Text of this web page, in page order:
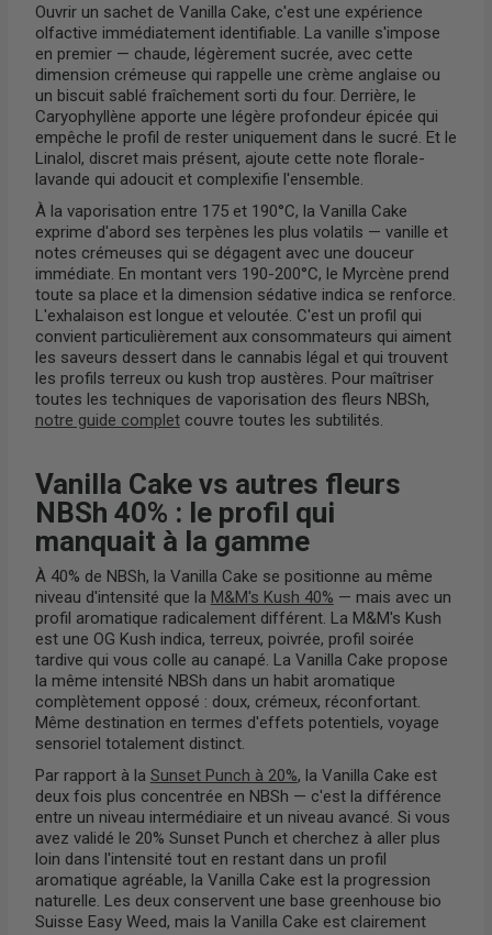
Ouvrir un sachet de Vanilla Cake, c'est une expérience
olfactive immédiatement identifiable. La vanille s'impose
en premier — chaude, légèrement sucrée, avec cette
dimension crémeuse qui rappelle une crème anglaise ou
un biscuit sablé fraîchement sorti du four. Derrière, le
Caryophyllène apporte une légère profondeur épicée qui
empêche le profil de rester uniquement dans le sucré. Et le
Linalol, discret mais présent, ajoute cette note florale-
lavande qui adoucit et complexifie l'ensemble.
À la vaporisation entre 175 et 190°C, la Vanilla Cake
exprime d'abord ses terpènes les plus volatils — vanille et
notes crémeuses qui se dégagent avec une douceur
immédiate. En montant vers 190-200°C, le Myrcène prend
toute sa place et la dimension sédative indica se renforce.
L'exhalaison est longue et veloutée. C'est un profil qui
convient particulièrement aux consommateurs qui aiment
les saveurs dessert dans le cannabis légal et qui trouvent
les profils terreux ou kush trop austères. Pour maîtriser
toutes les techniques de vaporisation des fleurs NBSh,
notre guide completcouvre toutes les subtilités.
Vanilla Cake vs autres fleurs
NBSh 40% : le profil qui
manquait à la gamme
À 40% de NBSh, la Vanilla Cake se positionne au même
niveau d'intensité que la M&M's Kush 40% — mais avec un
profil aromatique radicalement différent. La M&M's Kush
est une OG Kush indica, terreux, poivrée, profil soirée
tardive qui vous colle au canapé. La Vanilla Cake propose
la même intensité NBSh dans un habit aromatique
complètement opposé : doux, crémeux, réconfortant.
Même destination en termes d'effets potentiels, voyage
sensoriel totalement distinct.
Par rapport à la Sunset Punch à 20%, la Vanilla Cake est
deux fois plus concentrée en NBSh — c'est la différence
entre un niveau intermédiaire et un niveau avancé. Si vous
avez validé le 20% Sunset Punch et cherchez à aller plus
loin dans l'intensité tout en restant dans un profil
aromatique agréable, la Vanilla Cake est la progression
naturelle. Les deux conservent une base greenhouse bio
Suisse Easy Weed, mais la Vanilla Cake est clairement